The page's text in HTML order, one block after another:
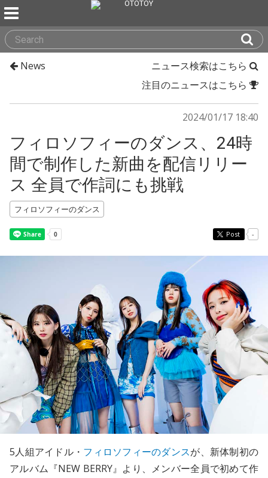
News
ニュース検索はこちら
注目のニュースはこちら
2024/01/17 18:40
フィロソフィーのダンス、24時
間で制作した新曲を配信リリー
ス 全員で作詞にも挑戦
フィロソフィーのダンス
Post -
5人組アイドル・ フィロソフィーのダンスが、新体制初の
アルバム『NEW BERRY』より、メンバー全員で初めて作